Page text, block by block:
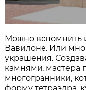
Можно вспомнить
Вавилоне. Или
украшения.
камнями, мастера
многогранники,
форму тетраэдра,